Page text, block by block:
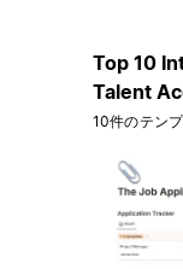
Top 10
Talent
10件のテン